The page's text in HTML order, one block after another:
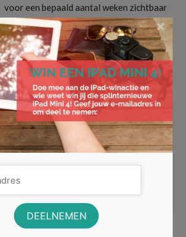
voor een bepaald aantal weken zichtbaar
Kosten:€ 8 per maand
Bekende titels:Nieuw uitgekomen films
rechtstreeks vanuit de bioscoop naar de
televisie
Gevuld met exclusieve films, series en
documentaires voor het gehele gezin
Kosten:€ 8-14 per maand
Bekende titels:
Groot aanbod met 1800 films, wat gelijk
×